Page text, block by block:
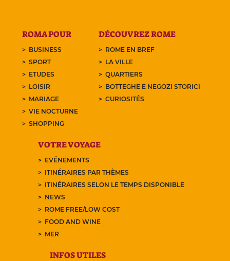
ROMA POUR
BUSINESS
SPORT
ETUDES
LOISIR
MARIAGE
VIE NOCTURNE
SHOPPING
DÉCOUVREZ ROME
ROME EN BREF
LA VILLE
QUARTIERS
BOTTEGHE E NEGOZI STORICI
CURIOSITÉS
VOTRE VOYAGE
EVÉNEMENTS
ITINÉRAIRES PAR THÈMES
ITINÉRAIRES SELON LE TEMPS DISPONIBLE
NEWS
ROME FREE/LOW COST
FOOD AND WINE
MER
INFOS UTILES